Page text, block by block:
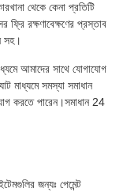
থেকে কেনা প্রতিটি
ফ্রি রক্ষণাবেক্ষণের প্রস্তাব
সহ।
আমাদের সাথে যোগাযোগ
মাধ্যমে সমস্যা সমাধান
করতে পারেন।সমাধান 24
জন্যঃ পেমেন্ট